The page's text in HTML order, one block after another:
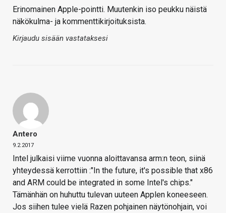
Erinomainen Apple-pointti. Muutenkin iso peukku näistä
näkökulma- ja kommenttikirjoituksista.
Kirjaudu sisään vastataksesi
Antero
9.2.2017
Intel julkaisi viime vuonna aloittavansa arm:n teon, siinä
yhteydessä kerrottiin :"In the future, it's possible that x86
and ARM could be integrated in some Intel's chips."
Tämänhän on huhuttu tulevan uuteen Applen koneeseen.
Jos siihen tulee vielä Razen pohjainen näytönohjain, voi